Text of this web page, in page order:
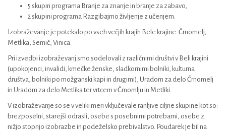
5 skupin programa Branje za znanje in branje za zabavo,
2 skupini programa Razgibajmo življenje z učenjem.
Izobraževanje je potekalo po vseh večjih krajih Bele krajine: Črnomelj,
Metlika, Semič, Vinica.
Pri izvedbi izobraževanj smo sodelovali z različnimi društvi v Beli krajini
(upokojenci, invalidi, kmečke ženske, sladkornimi bolniki, kulturna
društva, bolniki po možganski kapi in drugimi), Uradom za delo Črnomelj
in Uradom za delo Metlika ter vrtcem v Črnomlju in Metliki.
V izobraževanje so se v veliki meri vključevale ranljive ciljne skupine kot so:
brezposelni, starejši odrasli, osebe s posebnimi potrebami, osebe z
nižjo stopnjo izobrazbe in podeželsko prebivalstvo. Poudarek je bil na